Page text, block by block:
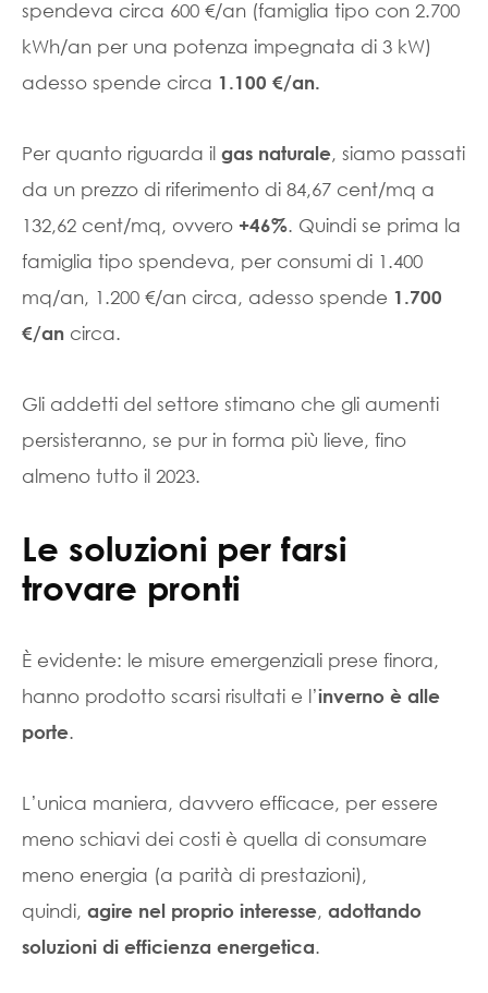
spendeva circa 600 €/an (famiglia tipo con 2.700
kWh/an per una potenza impegnata di 3 kW)
adesso spende circa 1.100 €/an.
Per quanto riguarda il gas naturale, siamo passati
da un prezzo di riferimento di 84,67 cent/mq a
132,62 cent/mq, ovvero +46%. Quindi se prima la
famiglia tipo spendeva, per consumi di 1.400
mq/an, 1.200 €/an circa, adesso spende 1.700
€/an circa.
Gli addetti del settore stimano che gli aumenti
persisteranno, se pur in forma più lieve, fino
almeno tutto il 2023.
Le soluzioni per farsi
trovare pronti
È evidente: le misure emergenziali prese finora,
hanno prodotto scarsi risultati e l’inverno è alle
porte.
L’unica maniera, davvero efficace, per essere
meno schiavi dei costi è quella di consumare
meno energia (a parità di prestazioni),
quindi, agire nel proprio interesse, adottando
soluzioni di efficienza energetica.